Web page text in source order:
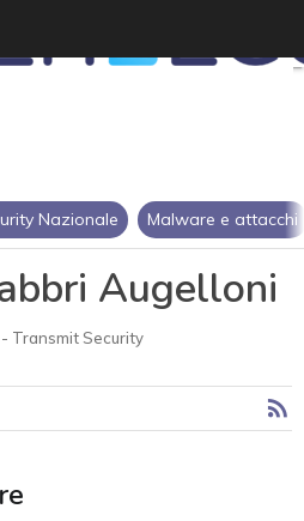
Nazionale Malware e attacchi
Augelloni
Transmit Security